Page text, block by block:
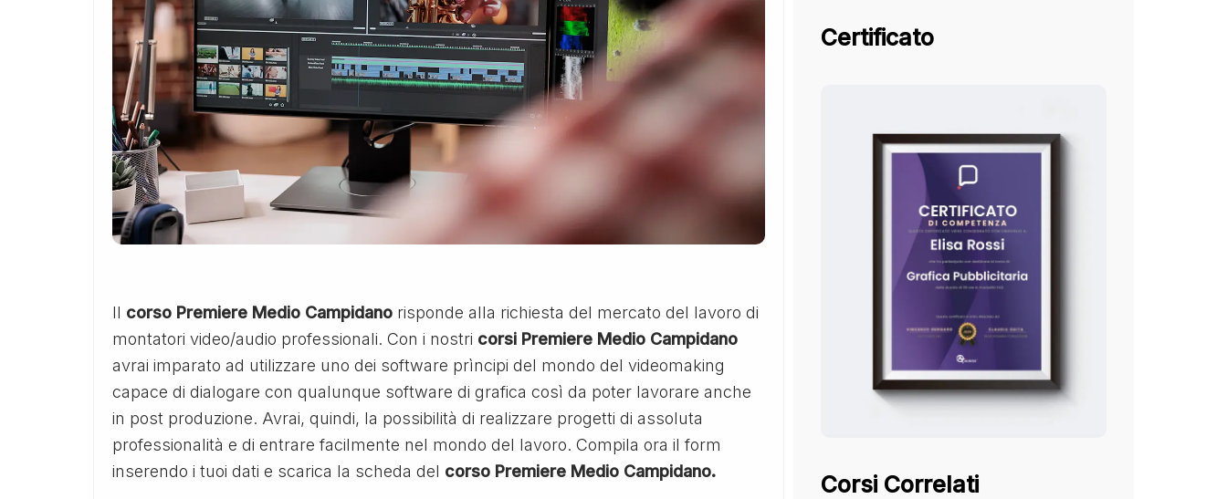
Il corso Premiere Medio Campidano risponde alla richiesta del mercato del lavoro di
montatori video/audio professionali. Con i nostri corsi Premiere Medio Campidano
avrai imparato ad utilizzare uno dei software prìncipi del mondo del videomaking
capace di dialogare con qualunque software di grafica così da poter lavorare anche
in post produzione. Avrai, quindi, la possibilità di realizzare progetti di assoluta
professionalità e di entrare facilmente nel mondo del lavoro. Compila ora il form
inserendo i tuoi dati e scarica la scheda del corso Premiere Medio Campidano.
Certificato
Corsi Correlati